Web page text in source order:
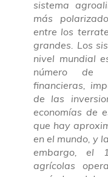
sistema
más
entre los
grandes. Los
nivel mundial
número de
financieras,
de las
economías de
que hay
en el mundo, y
embargo, el
agrícolas